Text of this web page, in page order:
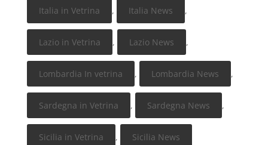
Italia in Vetrina , Italia News ,
Lazio in Vetrina , Lazio News ,
Lombardia In vetrina , Lombardia News ,
Sardegna in Vetrina , Sardegna News ,
Sicilia in Vetrina , Sicilia News